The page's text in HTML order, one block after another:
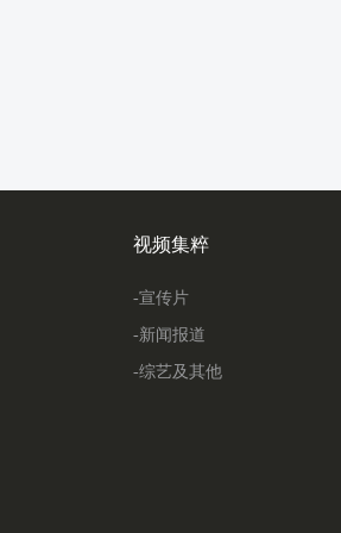
视频集粹
-宣传片
-新闻报道
-综艺及其他